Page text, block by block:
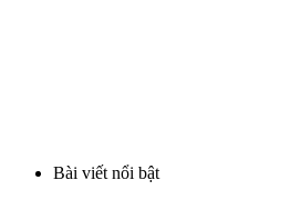
Bài viết nổi bật